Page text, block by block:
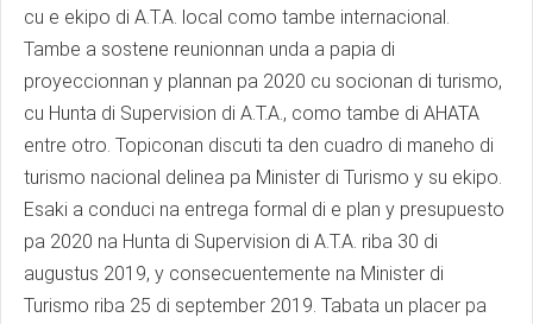
cu e ekipo di A.T.A. local como tambe internacional.
Tambe a sostene reunionnan unda a papia di
proyeccionnan y plannan pa 2020 cu socionan di turismo,
cu Hunta di Supervision di A.T.A., como tambe di AHATA
entre otro. Topiconan discuti ta den cuadro di maneho di
turismo nacional delinea pa Minister di Turismo y su ekipo.
Esaki a conduci na entrega formal di e plan y presupuesto
pa 2020 na Hunta di Supervision di A.T.A. riba 30 di
augustus 2019, y consecuentemente na Minister di
Turismo riba 25 di september 2019. Tabata un placer pa